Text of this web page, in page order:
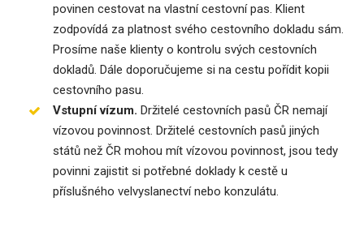
povinen cestovat na vlastní cestovní pas. Klient
zodpovídá za platnost svého cestovního dokladu sám.
Prosíme naše klienty o kontrolu svých cestovních
dokladů. Dále doporučujeme si na cestu pořídit kopii
cestovního pasu.
Vstupní vízum. Držitelé cestovních pasů ČR nemají
vízovou povinnost. Držitelé cestovních pasů jiných
států než ČR mohou mít vízovou povinnost, jsou tedy
povinni zajistit si potřebné doklady k cestě u
příslušného velvyslanectví nebo konzulátu.